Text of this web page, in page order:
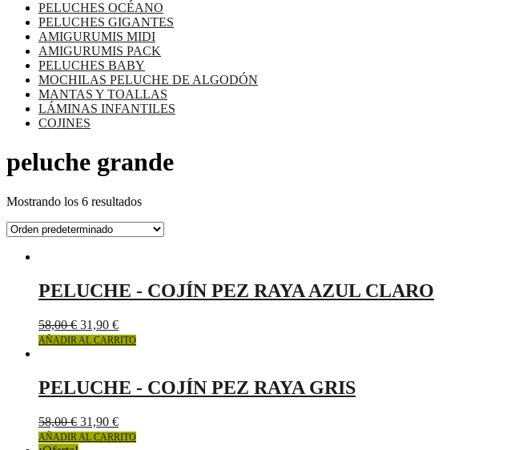
PELUCHES OCÉANO
PELUCHES GIGANTES
AMIGURUMIS MIDI
AMIGURUMIS PACK
PELUCHES BABY
MOCHILAS PELUCHE DE ALGODÓN
MANTAS Y TOALLAS
LÁMINAS INFANTILES
COJINES
peluche grande
Mostrando los 6 resultados
PELUCHE - COJÍN PEZ RAYA AZUL CLARO
58,00€ 31,90 €
AÑADIR AL CARRITO
PELUCHE - COJÍN PEZ RAYA GRIS
58,00€ 31,90 €
AÑADIR AL CARRITO